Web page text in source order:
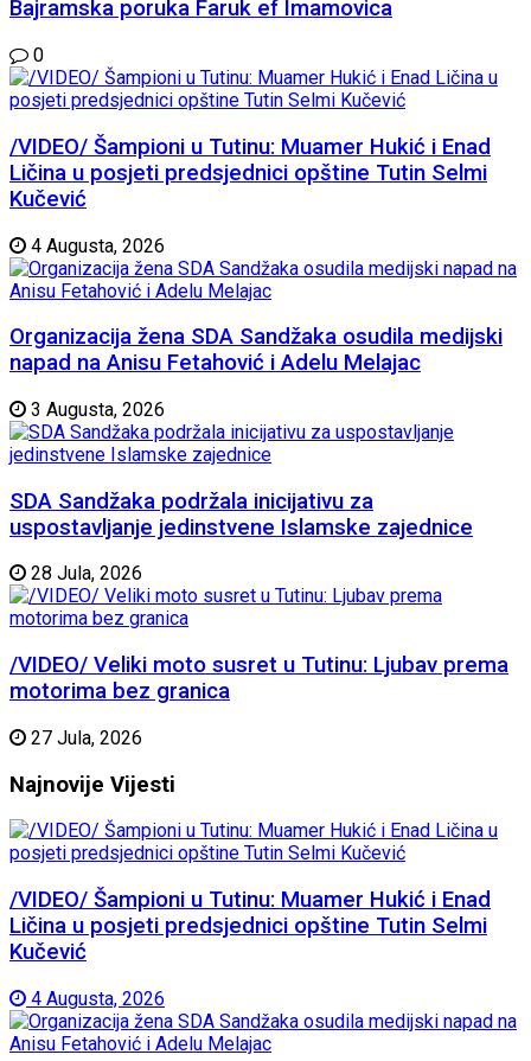
Bajramska poruka Faruk ef Imamovica
0
/VIDEO/ Šampioni u Tutinu: Muamer Hukić i Enad
Ličina u posjeti predsjednici opštine Tutin Selmi
Kučević
4 Augusta, 2026
Organizacija žena SDA Sandžaka osudila medijski
napad na Anisu Fetahović i Adelu Melajac
3 Augusta, 2026
SDA Sandžaka podržala inicijativu za
uspostavljanje jedinstvene Islamske zajednice
28 Jula, 2026
/VIDEO/ Veliki moto susret u Tutinu: Ljubav prema
motorima bez granica
27 Jula, 2026
Najnovije Vijesti
/VIDEO/ Šampioni u Tutinu: Muamer Hukić i Enad
Ličina u posjeti predsjednici opštine Tutin Selmi
Kučević
4 Augusta, 2026